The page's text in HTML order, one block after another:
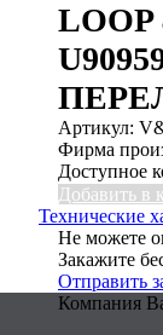
LOOP
Артикул:
Фирма
Доступное
Добавить в
Технические
Не можете
Закажите
Отправить
Компания